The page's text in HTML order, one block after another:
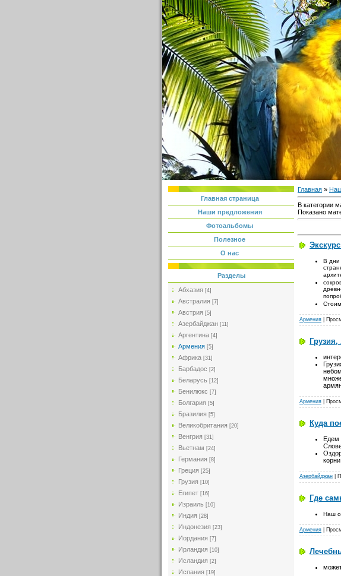
Главная страница
Наши предложения
Фотоальбомы
Полезное
О нас
Разделы
Абхазия [4]
Австралия [7]
Австрия [5]
Азербайджан [11]
Аргентина [4]
Армения [5]
Африка [31]
Барбадос [2]
Беларусь [12]
Бенилюкс [7]
Болгария [5]
Бразилия [5]
Великобритания [20]
Венгрия [31]
Вьетнам [24]
Германия [8]
Греция [25]
Грузия [10]
Египет [16]
Израиль [10]
Индия [28]
Индонезия [23]
Иордания [7]
Ирландия [10]
Исландия [2]
Испания [19]
Главная »
В категории
Показано
В дни
Армения |
Армения |
Куда
Едем
Азербайджан |
Где
Наш
Армения |